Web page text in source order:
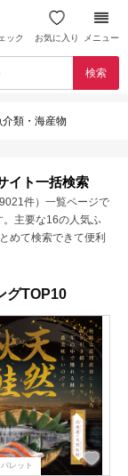
ック お気に入り メニュー
検索
介類・海産物
イト一括検索
件）一覧ページで
主要な16の人気ふ
めて検索できて便利
グTOP10
レット